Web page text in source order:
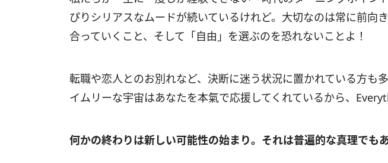
ぴりシリアスなムードが続いているけれど。大切なのは常に前向
合っていくこと、そして「自由」を選ぶのを恐れないことよ！
転職や恋人とのお別れなど、決断に迷う状況に置かれている方も
イムリーな宇宙はあなたを本氣で応援してくれているから、
何かの終わりは新しい可能性の始まり。それは普遍的な真理でも